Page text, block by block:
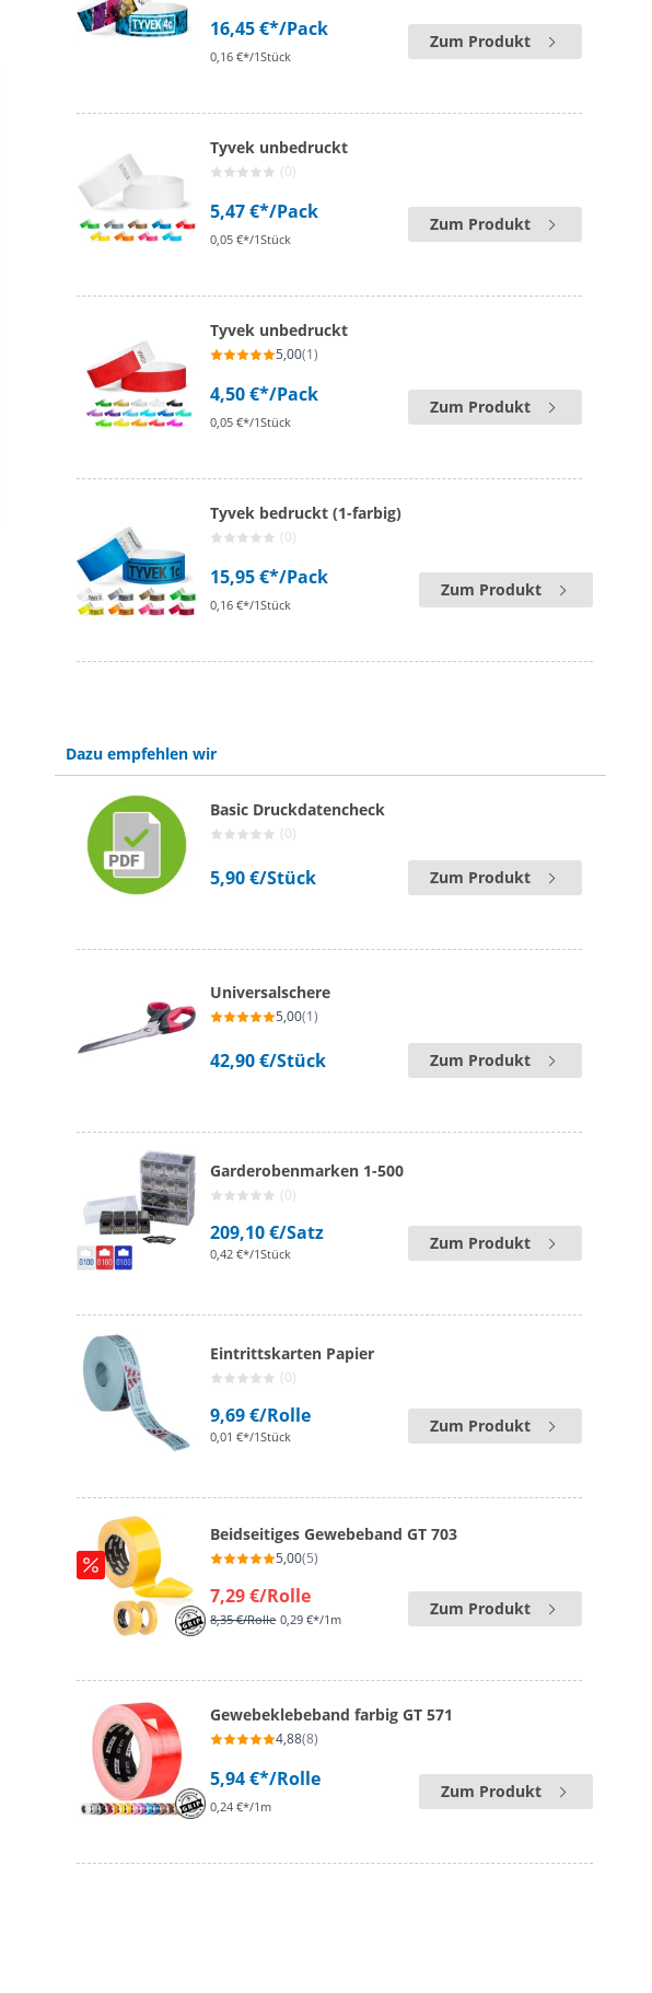
16,45 €*/Pack
0,16 €*/1Stück
Zum Produkt
Tyvek unbedruckt
(0)
5,47 €*/Pack
0,05 €*/1Stück
Zum Produkt
Tyvek unbedruckt
5,00(1)
4,50 €*/Pack
0,05 €*/1Stück
Zum Produkt
Tyvek bedruckt (1-farbig)
(0)
15,95 €*/Pack
0,16 €*/1Stück
Zum Produkt
Dazu empfehlen wir
Basic Druckdatencheck
(0)
5,90 €/Stück Zum Produkt
Universalschere
5,00(1)
42,90 €/Stück Zum Produkt
Garderobenmarken 1-500
(0)
209,10 €/Satz
0,42 €*/1Stück
Zum Produkt
Eintrittskarten Papier
(0)
9,69 €/Rolle
0,01 €*/1Stück
Zum Produkt
Beidseitiges Gewebeband GT 703
5,00(5)
7,29 €/Rolle
8,35 €/Rolle 0,29 €*/1m
Zum Produkt
Gewebeklebeband farbig GT 571
4,88(8)
5,94 €*/Rolle
0,24 €*/1m
Zum Produkt